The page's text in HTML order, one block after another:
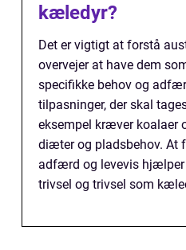
kæledyr?
Det er vigtigt at forstå
overvejer at have dem
specifikke behov og
tilpasninger, der skal
eksempel kræver
diæter og pladsbehov. At
adfærd og levevis hjælper
trivsel og trivsel som